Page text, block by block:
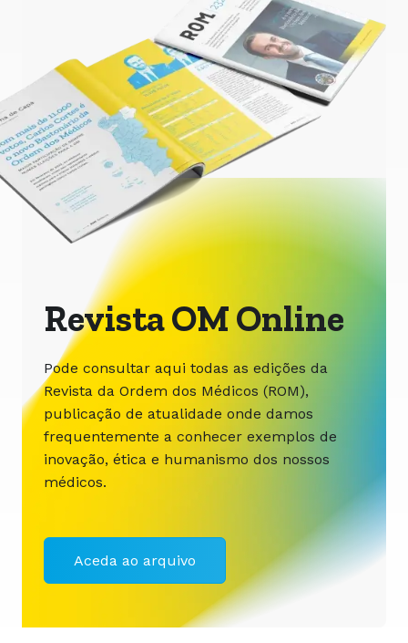
Revista OM Online
Pode consultar aqui todas as edições da
Revista da Ordem dos Médicos (ROM),
publicação de atualidade onde damos
frequentemente a conhecer exemplos de
inovação, ética e humanismo dos nossos
médicos.
Aceda ao arquivo